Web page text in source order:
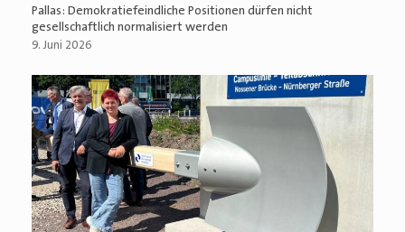
Pallas: Demokratiefeindliche Positionen dürfen nicht
gesellschaftlich normalisiert werden
9. Juni 2026